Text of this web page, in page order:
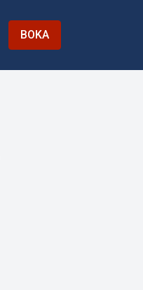
BOKA